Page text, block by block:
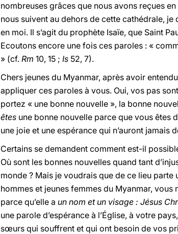
nombreuses grâces que nous avons reçues
nous suivent au dehors de cette cathédrale, je
en moi. Il s’agit du prophète Isaïe, que Saint
Ecoutons encore une fois ces paroles : «
» (cf. Rm 10, 15 ; Is 52, 7).
Chers jeunes du Myanmar, après avoir
appliquer ces paroles à vous. Oui, vos pas
portez « une bonne nouvelle », la bonne
êtes une bonne nouvelle parce que vous êtes
une joie et une espérance qui n’auront jamais
Certains se demandent comment est-il
Où sont les bonnes nouvelles quand tant
monde ? Mais je voudrais que de ce lieu
hommes et jeunes femmes du Myanmar,
parce qu’elle a un nom et un visage : Jésus
une parole d’espérance à l’Église, à votre
sœurs qui souffrent et qui ont besoin de vos